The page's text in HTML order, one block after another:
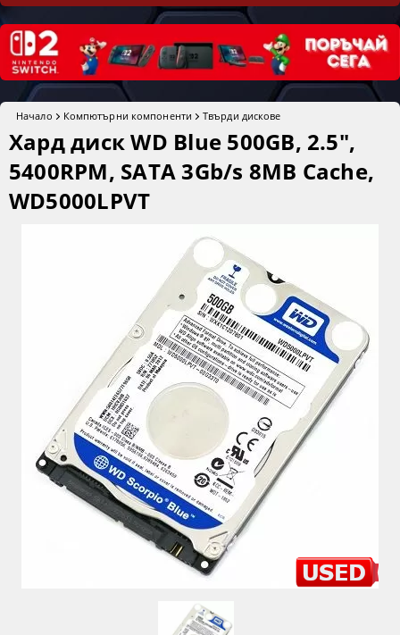
Начало Компютърни компоненти Твърди дискове
Хард диск WD Blue 500GB, 2.5",
5400RPM, SATA 3Gb/s 8MB Cache,
WD5000LPVT